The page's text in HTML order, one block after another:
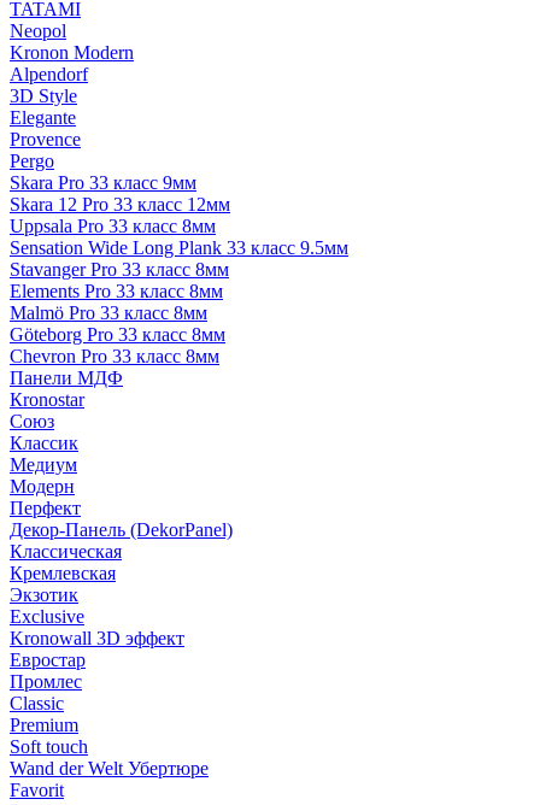
TATAMI
Neopol
Kronon Modern
Alpendorf
3D Style
Elegante
Provence
Pergo
Skara Pro 33 класс 9мм
Skara 12 Pro 33 класс 12мм
Uppsala Pro 33 класс 8мм
Sensation Wide Long Plank 33 класс 9.5мм
Stavanger Pro 33 класс 8мм
Elements Pro 33 класс 8мм
Malmö Pro 33 класс 8мм
Göteborg Pro 33 класс 8мм
Chevron Pro 33 класс 8мм
Панели МДФ
Кronostar
Союз
Классик
Медиум
Модерн
Перфект
Декор-Панель (DekorPanel)
Классическая
Кремлевская
Экзотик
Exclusive
Kronowall 3D эффект
Евростар
Промлес
Classic
Premium
Soft touch
Wand der Welt Убертюре
Favorit